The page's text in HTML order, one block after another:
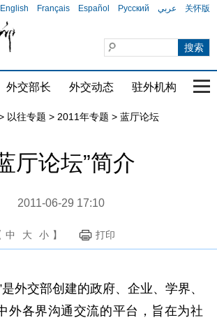
English Français Español Русский عربي 关怀版
外交部长 外交动态 驻外机构 国
以往专题 > 2011年专题 > 蓝厅论坛
厅论坛”简介
2011-06-29 17:10
中 大 小 】 打印
交部创建的政府、企业、学界、
外各界沟通交流的平台，旨在为社